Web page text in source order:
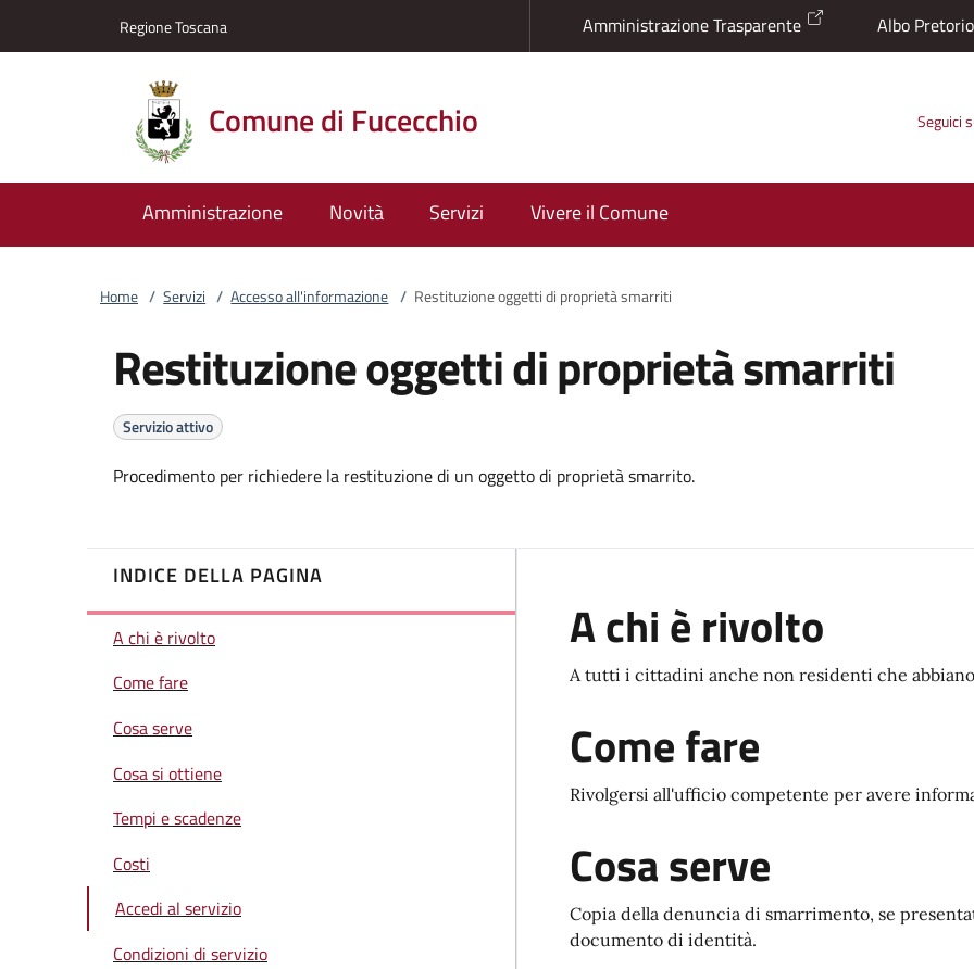
Regione Toscana Amministrazione Trasparente Albo
Comune di Fucecchio Seguici
Amministrazione Novità Servizi Vivere il Comune
Home / Servizi / Accesso all'informazione / Restituzione oggetti di proprietà smarriti
Restituzione oggetti di proprietà smarriti
Servizio attivo
Procedimento per richiedere la restituzione di un oggetto di proprietà smarrito.
INDICE DELLA PAGINA
A chi è rivolto
Come fare
Cosa serve
Cosa si ottiene
Tempi e scadenze
Costi
Accedi al servizio
Condizioni di servizio
A chi è rivolto
A tutti i cittadini anche non residenti che
Come fare
Rivolgersi all'ufficio competente per avere
Cosa serve
Copia della denuncia di smarrimento, se
documento di identità.